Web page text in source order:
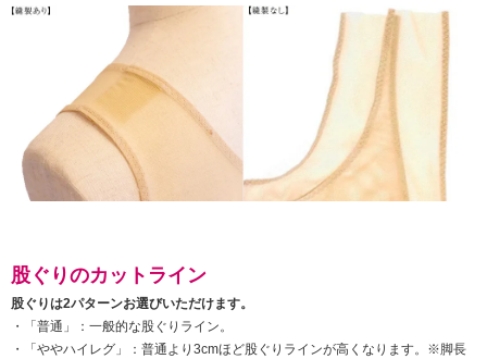
股ぐりのカットライン
股ぐりは2パターンお選びいただけます。
・「普通」：一般的な股ぐりライン。
・「ややハイレグ」：普通より3cmほど股ぐりラインが高くなります。※脚長